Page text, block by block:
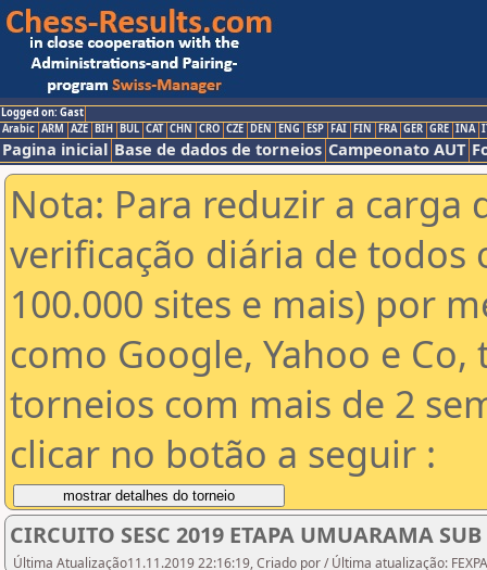
Logged on: Gast
Arabic ARM AZE BIH BUL CAT CHN CRO CZE DEN ENG ESP FAI FIN FRA GER GRE INA
Pagina inicial Base de dados de torneios Campeonato AUT
Nota: Para reduzir a carga
verificação diária de todos
100.000 sites e mais) por
como Google, Yahoo e
torneios com mais de 2
clicar no botão a seguir :
CIRCUITO SESC 2019 ETAPA UMUARAMA
Última Atualização11.11.2019 22:16:19, Criado por / Última atualização: